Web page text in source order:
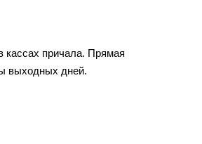
кассах причала. Прямая
выходных дней.